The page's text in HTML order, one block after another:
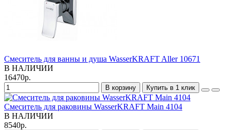
Смеситель для ванны и душа WasserKRAFT Aller 10671
В НАЛИЧИИ
16470р.
В корзину Купить в 1 клик
Смеситель для раковины WasserKRAFT Main 4104
В НАЛИЧИИ
8540р.